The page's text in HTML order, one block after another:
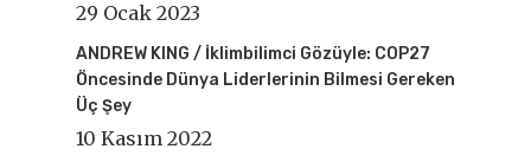
29 Ocak 2023
ANDREW KING / İklimbilimci Gözüyle: COP27
Öncesinde Dünya Liderlerinin Bilmesi Gereken
Üç Şey
10 Kasım 2022